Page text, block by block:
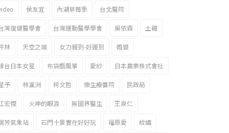
侯友宜 內湖草莓季 台北醫院
灣復健醫學會 台灣運動醫學學會 吳依霖 土雞
林 天空之城 女力報到-好運到 婚變
台日本女星 布袋戲風箏 愛紗 日本農業株式會社
予 林瀛洲 柯文哲 樂生療養院 民政局
宏傑 火神的眼淚 無國界醫生 王泉仁
芳氣象站 石門十景實在好好玩 福原愛 紋繡